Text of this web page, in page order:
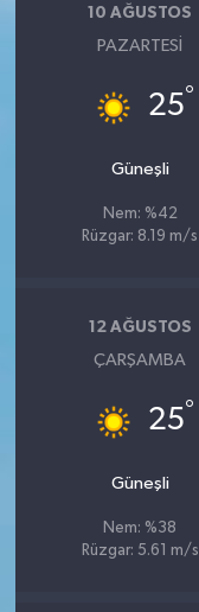
10 AĞUSTOS
PAZARTESI
25°
Güneşli
Nem: %42
Rüzgar: 8.19 m/s
12 AĞUSTOS
ÇARŞAMBA
25°
Güneşli
Nem: %38
Rüzgar: 5.61 m/s